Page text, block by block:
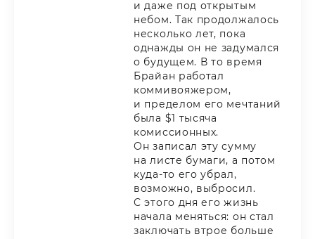
и даже под открытым
небом. Так продолжалось
несколько лет, пока
однажды он не задумался
о будущем. В то время
Брайан работал
коммивояжером,
и пределом его мечтаний
была $1 тысяча
комиссионных.
Он записал эту сумму
на листе бумаги, а потом
куда-то его убрал,
возможно, выбросил.
С этого дня его жизнь
начала меняться: он стал
заключать втрое больше